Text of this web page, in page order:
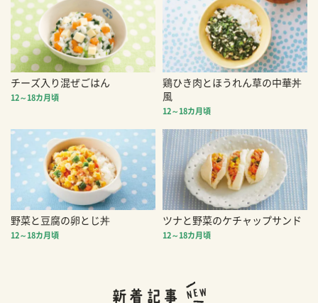
チーズ入り混ぜごはん
12～18カ月頃
鶏ひき肉とほうれん草の中華丼
風
12～18カ月頃
野菜と豆腐の卵とじ丼
12～18カ月頃
ツナと野菜のケチャップサンド
12～18カ月頃